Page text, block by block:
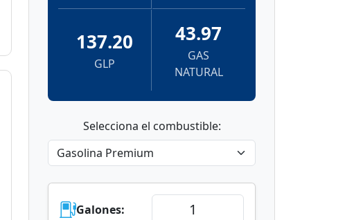
137.20
GLP
43.97
GAS
NATURAL
Selecciona el combustible:
Galones: